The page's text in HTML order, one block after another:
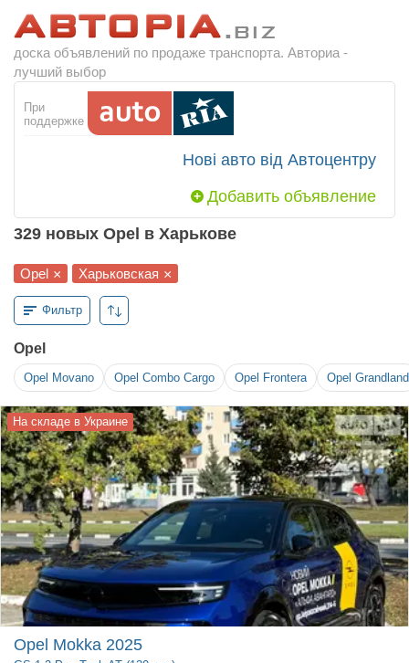
доска объявлений по продаже транспорта. Авториа -
лучший выбор
При
поддержке
Нові авто від Автоцентру
Добавить объявление
329 новых Opel в Харькове
Opel × Харьковская ×
Фильтр
Opel
Opel Movano Opel Combo Cargo Opel Frontera Opel Grandland
На складе в Украине
Opel Mokka 2025